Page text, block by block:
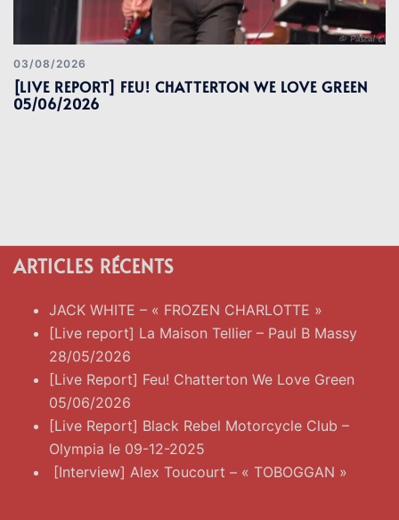
03/08/2026
[LIVE REPORT] FEU! CHATTERTON WE LOVE GREEN
05/06/2026
ARTICLES RÉCENTS
JACK WHITE – « FROZEN CHARLOTTE »
[Live report] La Maison Tellier – Paul B Massy
28/05/2026
[Live Report] Feu! Chatterton We Love Green
05/06/2026
[Live Report] Black Rebel Motorcycle Club –
Olympia le 09-12-2025
[Interview] Alex Toucourt – « TOBOGGAN »